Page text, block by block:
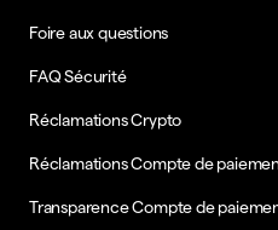
Foire aux questions
FAQ Sécurité
Réclamations Crypto
Réclamations Compte de
Transparence Compte de